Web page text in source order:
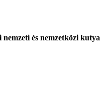
és nemzetközi